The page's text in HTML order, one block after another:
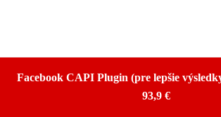
Facebook CAPI Plugin (pre lepšie
93,9 €